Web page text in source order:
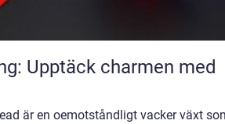
Upptäck charmen med
är en oemotståndligt vacker växt